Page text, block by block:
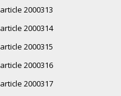
article 2000313
article 2000314
article 2000315
article 2000316
article 2000317